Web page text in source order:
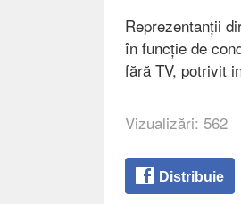
Reprezentanții
în funcție de
fără TV, potrivit
Vizualizări: 562
Distribuie